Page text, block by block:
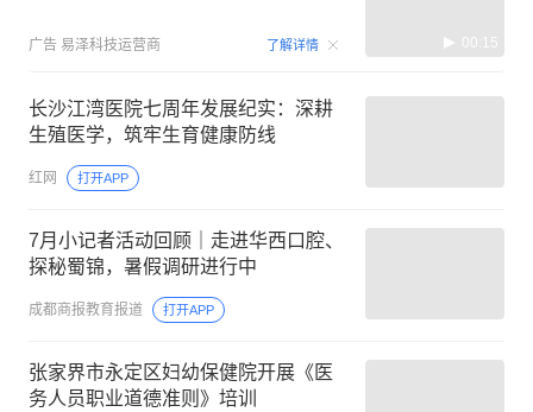
广告 易泽科技运营商 了解详情 00:15
长沙江湾医院七周年发展纪实：深耕
生殖医学，筑牢生育健康防线
红网 打开APP
7月小记者活动回顾｜走进华西口腔、
探秘蜀锦，暑假调研进行中
成都商报教育报道 打开APP
张家界市永定区妇幼保健院开展《医
务人员职业道德准则》培训